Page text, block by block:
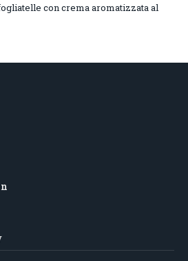
con crema aromatizzata al